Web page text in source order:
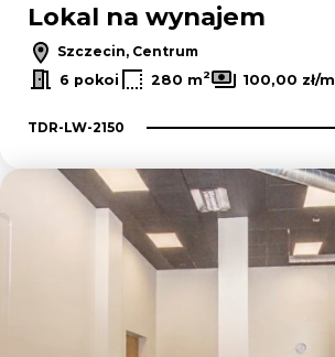
Lokal na wynajem
Szczecin, Centrum
6 pokoi
280 m2 100,00 zł/m
TDR-LW-2150